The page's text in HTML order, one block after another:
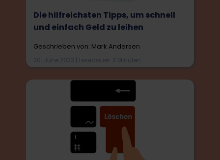
Die hilfreichsten Tipps, um schnell
und einfach Geld zu leihen
Geschrieben von: Mark Andersen
20. June 2023 | Lesedauer: 3 Minuten